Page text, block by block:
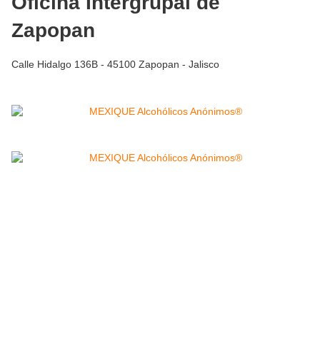
Zapopan
Calle Hidalgo 136B - 45100 Zapopan - Jalisco